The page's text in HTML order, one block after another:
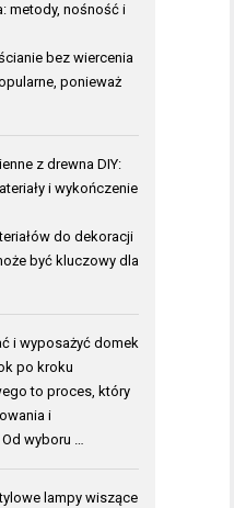
metody, nośność i
bez wiercenia
ponieważ
z drewna DIY:
i wykończenie
do dekoracji
być kluczowy dla
i wyposażyć domek
po kroku
to proces, który
i
wyboru …
lampy wiszące